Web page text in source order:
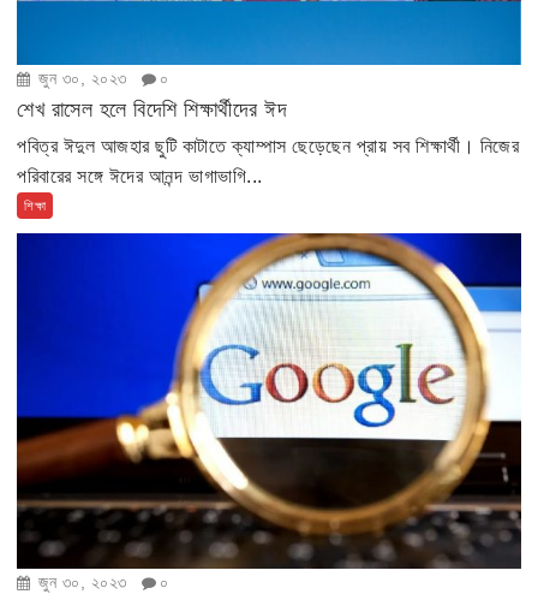
জুন ৩০, ২০২৩ ০
শেখ রাসেল হলে বিদেশি শিক্ষার্থীদের ঈদ
পবিত্র ঈদুল আজহার ছুটি কাটাতে ক্যাম্পাস ছেড়েছেন প্রায় সব শিক্ষার্থী। নিজের
পরিবারের সঙ্গে ঈদের আনন্দ ভাগাভাগি...
শিক্ষা
জুন ৩০, ২০২৩ ০